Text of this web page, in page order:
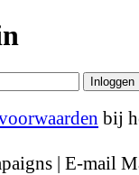
bij
| E-mail